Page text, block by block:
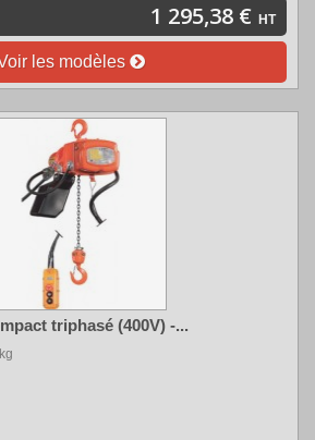
1 295,38 € HT
les modèles
triphasé (400V) -...